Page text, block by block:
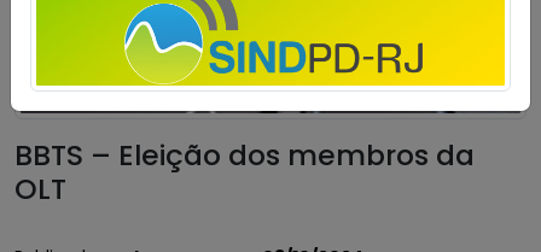
BBTS – Eleição dos membros da
OLT